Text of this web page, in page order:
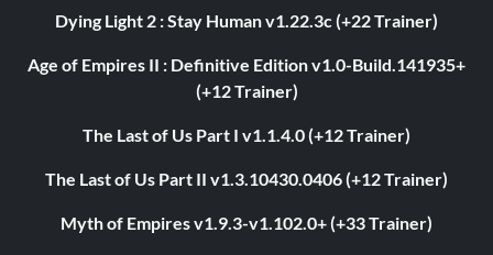
Dying Light 2 : Stay Human v1.22.3c (+22 Trainer)
Age of Empires II : Definitive Edition v1.0-Build.141935+
(+12 Trainer)
The Last of Us Part I v1.1.4.0 (+12 Trainer)
The Last of Us Part II v1.3.10430.0406 (+12 Trainer)
Myth of Empires v1.9.3-v1.102.0+ (+33 Trainer)